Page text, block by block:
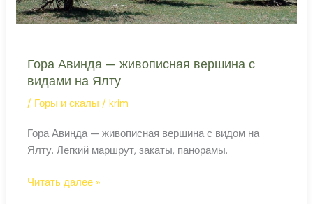
Гора Авинда — живописная вершина с
видами на Ялту
/ Горы и скалы /krim
Гора Авинда — живописная вершина с видом на
Ялту. Легкий маршрут, закаты, панорамы.
Гора
Читать далее »